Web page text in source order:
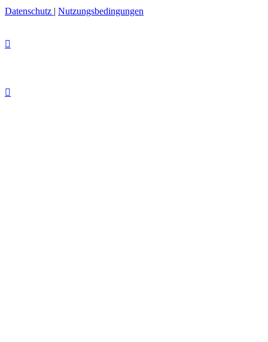
Datenschutz | Nutzungsbedingungen